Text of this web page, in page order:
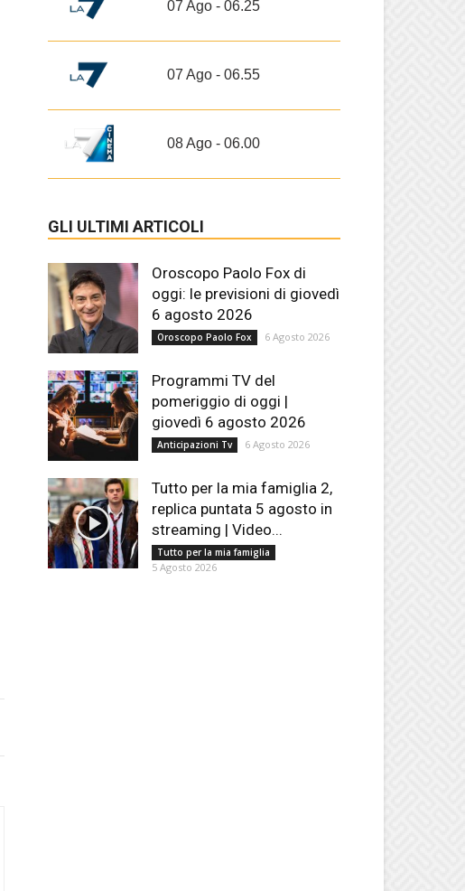
07 Ago - 06.25
07 Ago - 06.55
08 Ago - 06.00
GLI ULTIMI ARTICOLI
Oroscopo Paolo Fox di
oggi: le previsioni di giovedì
6 agosto 2026
Oroscopo Paolo Fox 6 Agosto 2026
Programmi TV del
pomeriggio di oggi |
giovedì 6 agosto 2026
Anticipazioni Tv 6 Agosto 2026
Tutto per la mia famiglia 2,
replica puntata 5 agosto in
streaming | Video...
Tutto per la mia famiglia
5 Agosto 2026